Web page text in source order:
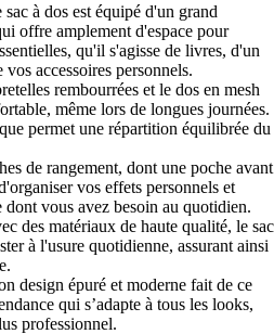
sac à dos est équipé d'un grand
offre amplement d'espace pour
qu'il s'agisse de livres, d'un
accessoires personnels.
rembourrées et le dos en mesh
même lors de longues journées.
permet une répartition équilibrée du
de rangement, dont une poche avant
vos effets personnels et
dont vous avez besoin au quotidien.
des matériaux de haute qualité, le sac
à l'usure quotidienne, assurant ainsi
design épuré et moderne fait de ce
qui s’adapte à tous les looks,
professionnel.